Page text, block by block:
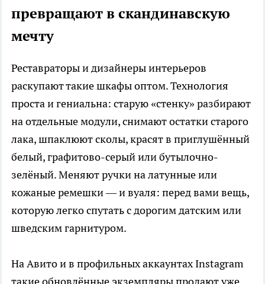
превращают в скандинавскую
мечту
Реставраторы и дизайнеры интерьеров
раскупают такие шкафы оптом. Технология
проста и гениальна: старую «стенку» разбирают
на отдельные модули, снимают остатки старого
лака, шпаклюют сколы, красят в приглушённый
белый, графитово-серый или бутылочно-
зелёный. Меняют ручки на латунные или
кожаные ремешки — и вуаля: перед вами вещь,
которую легко спутать с дорогим датским или
шведским гарнитуром.
На Авито и в профильных аккаунтах Instagram
такие обновлённые экземпляры продают уже